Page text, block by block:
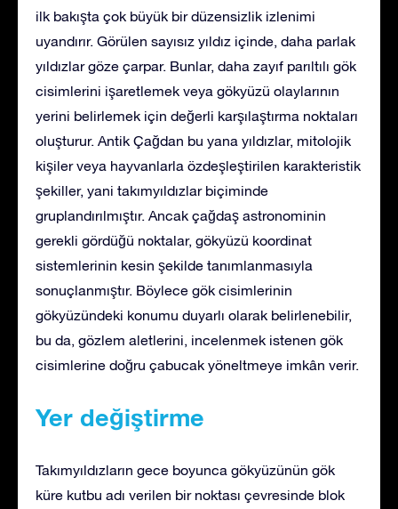
ilk bakışta çok büyük bir düzensizlik izlenimi
uyandırır. Görülen sayısız yıldız içinde, daha parlak
yıldızlar göze çarpar. Bunlar, daha zayıf parıltılı gök
cisimlerini işaretlemek veya gökyüzü olaylarının
yerini belirlemek için değerli karşılaştırma noktaları
oluşturur. Antik Çağdan bu yana yıldızlar, mitolojik
kişiler veya hayvanlarla özdeşleştirilen karakteristik
şekiller, yani takımyıldızlar biçiminde
gruplandırılmıştır. Ancak çağdaş astronominin
gerekli gördüğü noktalar, gökyüzü koordinat
sistemlerinin kesin şekilde tanımlanmasıyla
sonuçlanmıştır. Böylece gök cisimlerinin
gökyüzündeki konumu duyarlı olarak belirlenebilir,
bu da, gözlem aletlerini, incelenmek istenen gök
cisimlerine doğru çabucak yöneltmeye imkân verir.
Yer değiştirme
Takımyıldızların gece boyunca gökyüzünün gök
küre kutbu adı verilen bir noktası çevresinde blok